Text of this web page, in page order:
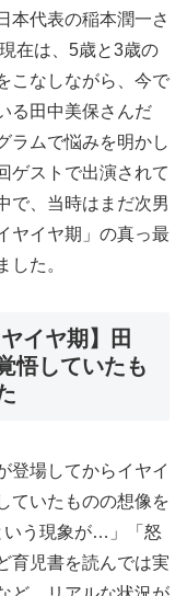
本代表の稲本潤一さ
在は、5歳と3歳の
こなしながら、今で
る田中美保さんだ
ラムで悩みを明かし
ゲストで出演されて
で、当時はまだ次男
ヤイヤ期」の真っ最
した。
イヤ期】田
悟していたも
登場してからイヤイ
ていたものの想像を
いう現象が…」「怒
育児書を読んでは実